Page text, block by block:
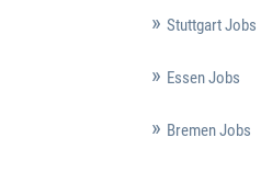
Stuttgart Jobs
Essen Jobs
Bremen Jobs